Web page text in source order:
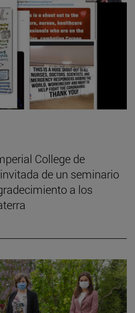
College de
de un seminario
a los